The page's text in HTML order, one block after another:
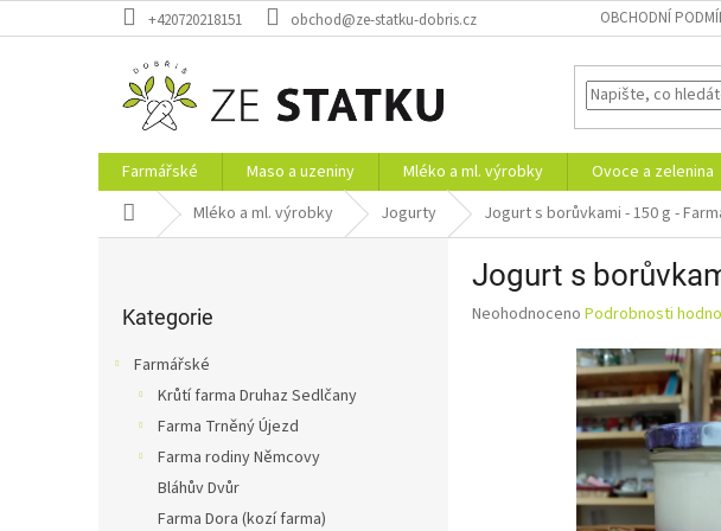
na
+420720218151 obchod@ze-statku-dobris.cz OBCHODNÍ
Farmářské Maso a uzeniny Mléko a ml. výrobky Ovoce a zelenina
Domů Mléko a ml. výrobky Jogurty Jogurt s borůvkami - 150 g -
kategorie
Kategorie
Farmářské
Krůtí farma Druhaz Sedlčany
Farma Trněný Újezd
Farma rodiny Němcovy
Bláhův Dvůr
Farma Dora (kozí farma)
Jogurt s
Průměrné
Neohodnoceno Podrobnosti